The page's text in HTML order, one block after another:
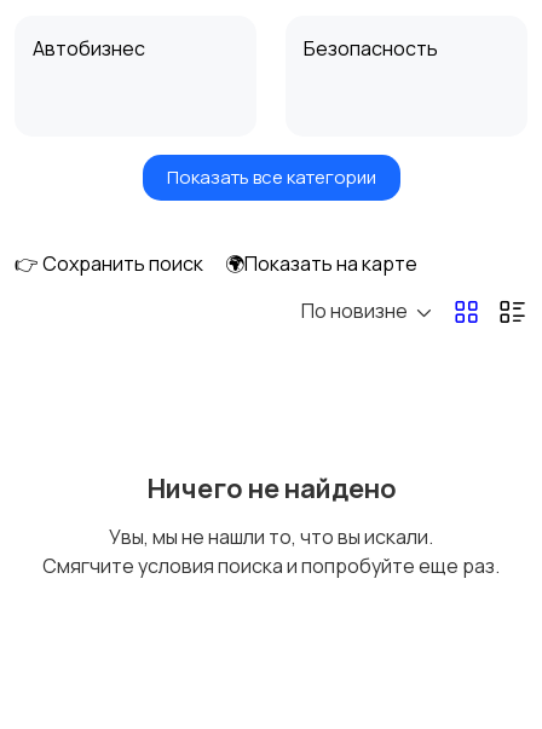
Автобизнес Безопасность
Бытовые услуги и
Высший менеджмент
Добыча сырья,
Показать все категории
👉 Сохранить поиск
🌍Показать на карте
По новизне
Ничего не найдено
Увы, мы не нашли то, что вы искали.
Смягчите условия поиска и попробуйте еще раз.